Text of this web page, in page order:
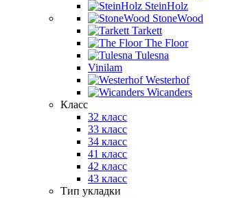
SteinHolz
StoneWood
Tarkett
The Floor
Tulesna
Vinilam
Westerhof
Wicanders
Класс
32 класс
33 класс
34 класс
41 класс
42 класс
43 класс
Тип укладки